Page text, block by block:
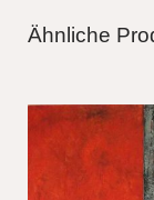
Ähnliche